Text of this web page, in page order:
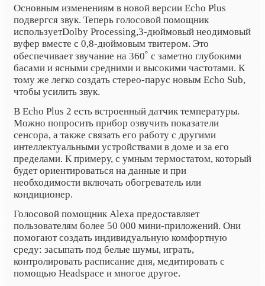
Основным изменениям в новой версии Echo Plus
подвергся звук. Теперь голосовой помощник
используетDolby Processing,3-дюймовый неодимовый
вуфер вместе с 0,8-дюймовым твитером. Это
обеспечивает звучание на 360˚ с заметно глубокими
басами и ясными средними и высокими частотами. К
тому же легко создать стерео-парус новым Echo Sub,
чтобы усилить звук.
В Echo Plus 2 есть встроенный датчик температуры.
Можно попросить прибор озвучить показатели
сенсора, а также связать его работу с другими
интеллектуальными устройствами в доме и за его
пределами. К примеру, с умным термостатом, который
будет ориентироваться на данные и при
необходимости включать обогреватель или
кондиционер.
Голосовой помощник Alexa предоставляет
пользователям более 50 000 мини-приложений. Они
помогают создать индивидуальную комфортную
среду: засыпать под белые шумы, играть,
контролировать расписание дня, медитировать с
помощью Headspace и многое другое.